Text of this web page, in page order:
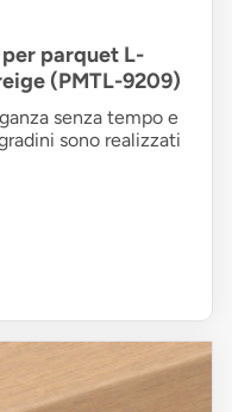
parquet L-
(PMTL-9209)
senza tempo e
sono realizzati